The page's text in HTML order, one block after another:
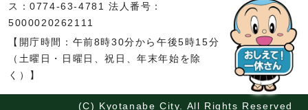
ス：0774-63-4781 法人番号：
5000020262111
【開庁時間：午前8時30分から午後5時15分
（土曜日・日曜日、祝日、年末年始を除
く）】
(C) Kyotanabe City. All Rights Reserved